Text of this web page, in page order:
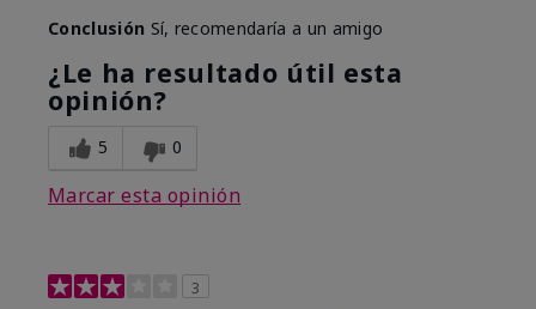
Conclusión Sí, recomendaría a un amigo
¿Le ha resultado útil esta
opinión?
5 0
Marcar esta opinión
3